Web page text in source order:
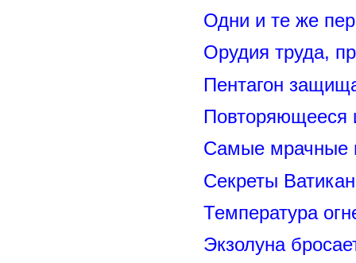
Одни и те же
Орудия труда,
Пентагон
Повторяющееся
Самые мрачные
Секреты
Температура
Экзолуна